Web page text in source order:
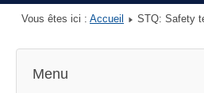
Vous êtes ici : Accueil STQ: Safety
Menu